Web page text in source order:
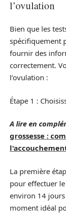
l’ovulation
Bien que les
spécifiquement
fournir des
correctement.
l’ovulation :
Étape 1 :
A lire en
grossesse :
La première
pour effectuer
environ 14 jours
moment idéal